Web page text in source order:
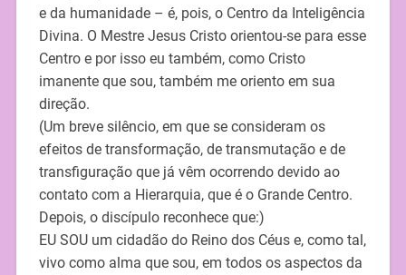
e da humanidade – é, pois, o Centro da Inteligência
Divina. O Mestre Jesus Cristo orientou-se para esse
Centro e por isso eu também, como Cristo
imanente que sou, também me oriento em sua
direção.
(Um breve silêncio, em que se consideram os
efeitos de transformação, de transmutação e de
transfiguração que já vêm ocorrendo devido ao
contato com a Hierarquia, que é o Grande Centro.
Depois, o discípulo reconhece que:)
EU SOU um cidadão do Reino dos Céus e, como tal,
vivo como alma que sou, em todos os aspectos da